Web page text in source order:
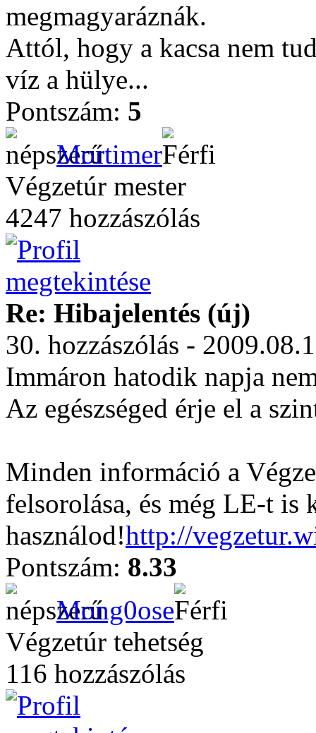
megmagyaráznák.
Attól, hogy a kacsa nem
víz a hülye...
Pontszám: 5
Mortimer
Végzetúr mester
4247 hozzászólás
Re: Hibajelentés (új)
30. hozzászólás -
Immáron hatodik napja
Az egészséged érje el a
Minden információ a
felsorolása, és még LE-t is
használod!http://
Pontszám: 8.33
Mong0ose
Végzetúr tehetség
116 hozzászólás